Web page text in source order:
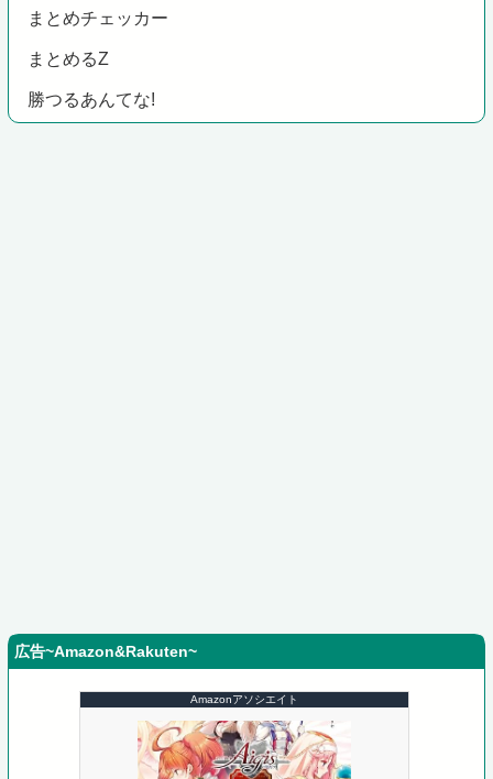
まとめチェッカー
まとめるZ
勝つるあんてな!
広告~Amazon&Rakuten~
Amazonアソシエイト